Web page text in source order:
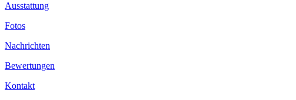
Ausstattung
Fotos
Nachrichten
Bewertungen
Kontakt